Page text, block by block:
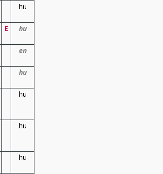
hu
E hu
en
hu
hu
hu
hu